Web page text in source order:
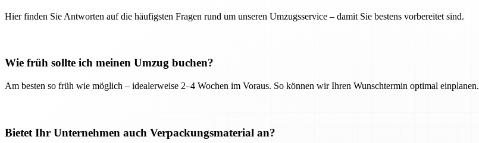
Hier finden Sie Antworten auf die häufigsten Fragen rund um unseren Umzugsservice – damit Sie bestens vorbereitet sind.
Wie früh sollte ich meinen Umzug buchen?
Am besten so früh wie möglich – idealerweise 2–4 Wochen im Voraus. So können wir Ihren Wunschtermin optimal einplanen.
Bietet Ihr Unternehmen auch Verpackungsmaterial an?